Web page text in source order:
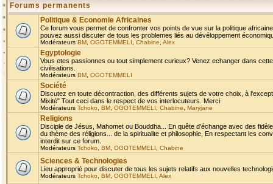
Forums permanents
Politique & Economie Africaines
Ce forum vous permet de confronter vos points de vue sur la politique
pouvez aussi discuter de tous les problemes liés au dévéloppement
Modérateurs BM OGOTEMMELI Chabine Alex
Egyptologie
Vous etes passionnes ou tout simplement curieux? Venez echanger dans
civilisations.
Modérateurs BM OGOTEMMELI
Société
Discutez en toute décontraction, des différents sujets de votre choix, à
Mixité" Tout ceci dans le respect de vos interlocuteurs. Merci
Modérateurs Tchoko BM OGOTEMMELI Chabine Maryjane
Religions
Disciple de Jésus, Mahomet ou Bouddha... En quête d'échange avec des
du thème des réligions... de la spiritualite et philosophie, En respectant les
interdit sur ce forum.
Modérateurs Tchoko BM OGOTEMMELI Chabine
Sciences & Technologies
Lieu approprié pour discuter de tous les sujets relatifs aux nouvelles
Modérateurs Tchoko BM OGOTEMMELI Alex